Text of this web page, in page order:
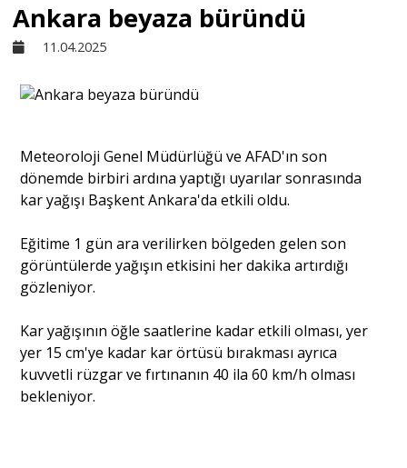
Sivil Toplum
Kültür - Sanat
Dünya
Yorum - Analiz
Ankara beyaza büründü
11.04.2025
Meteoroloji Genel Müdürlüğü ve AFAD'ın son
dönemde birbiri ardına yaptığı uyarılar sonrasında
kar yağışı Başkent Ankara'da etkili oldu.
Eğitime 1 gün ara verilirken bölgeden gelen son
görüntülerde yağışın etkisini her dakika artırdığı
gözleniyor.
Kar yağışının öğle saatlerine kadar etkili olması, yer
yer 15 cm'ye kadar kar örtüsü bırakması ayrıca
kuvvetli rüzgar ve fırtınanın 40 ila 60 km/h olması
bekleniyor.